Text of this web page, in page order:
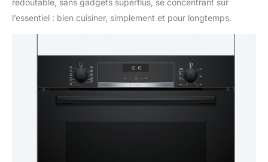
redoutable, sans gadgets superflus, se concentrant sur
l’essentiel : bien cuisiner, simplement et pour longtemps.